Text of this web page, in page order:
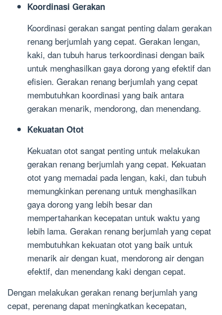
Koordinasi Gerakan
Koordinasi gerakan sangat penting dalam gerakan
renang berjumlah yang cepat. Gerakan lengan,
kaki, dan tubuh harus terkoordinasi dengan baik
untuk menghasilkan gaya dorong yang efektif dan
efisien. Gerakan renang berjumlah yang cepat
membutuhkan koordinasi yang baik antara
gerakan menarik, mendorong, dan menendang.
Kekuatan Otot
Kekuatan otot sangat penting untuk melakukan
gerakan renang berjumlah yang cepat. Kekuatan
otot yang memadai pada lengan, kaki, dan tubuh
memungkinkan perenang untuk menghasilkan
gaya dorong yang lebih besar dan
mempertahankan kecepatan untuk waktu yang
lebih lama. Gerakan renang berjumlah yang cepat
membutuhkan kekuatan otot yang baik untuk
menarik air dengan kuat, mendorong air dengan
efektif, dan menendang kaki dengan cepat.
Dengan melakukan gerakan renang berjumlah yang
cepat, perenang dapat meningkatkan kecepatan,